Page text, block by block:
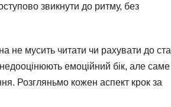
звикнути до ритму, без
не мусить читати чи рахувати до ста
емоційний бік, але саме
Розгляньмо кожен аспект крок за